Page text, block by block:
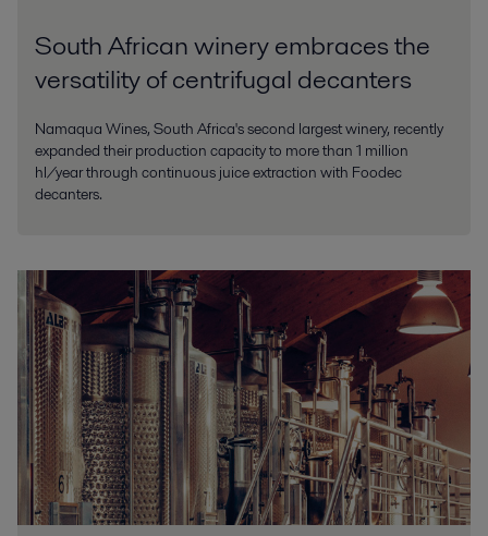
South African winery embraces the
versatility of centrifugal decanters
Namaqua Wines, South Africa's second largest winery, recently
expanded their production capacity to more than 1 million
hl/year through continuous juice extraction with Foodec
decanters.